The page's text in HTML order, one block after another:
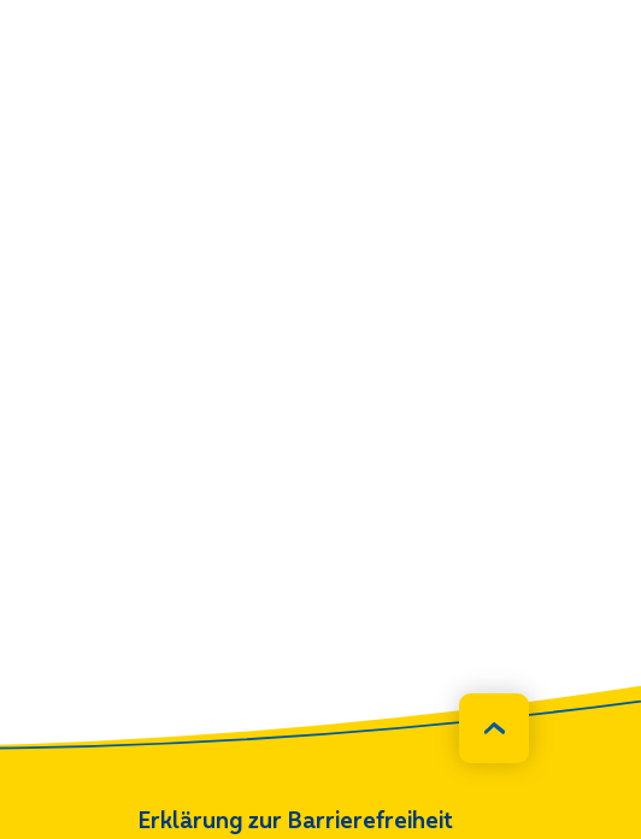
Erklärung zur Barrierefreiheit